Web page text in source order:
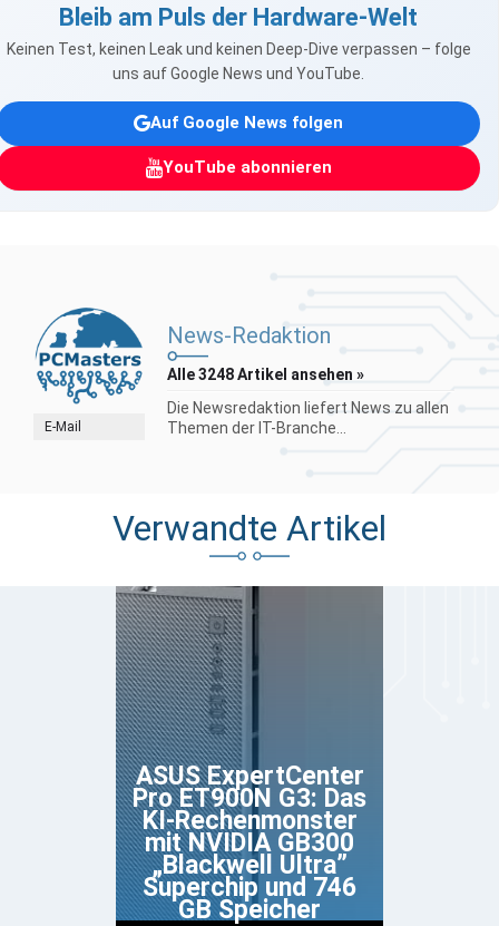
Bleib am Puls der Hardware-Welt
Keinen Test, keinen Leak und keinen Deep-Dive verpassen – folge
uns auf Google News und YouTube.
Auf Google News folgen
YouTube abonnieren
E-Mail
News-Redaktion
Alle 3248 Artikel ansehen »
Die Newsredaktion liefert News zu allen
Themen der IT-Branche...
Verwandte Artikel
ASUS ExpertCenter
Pro ET900N G3: Das
KI-Rechenmonster
mit NVIDIA GB300
„Blackwell Ultra”
Superchip und 746
GB Speicher